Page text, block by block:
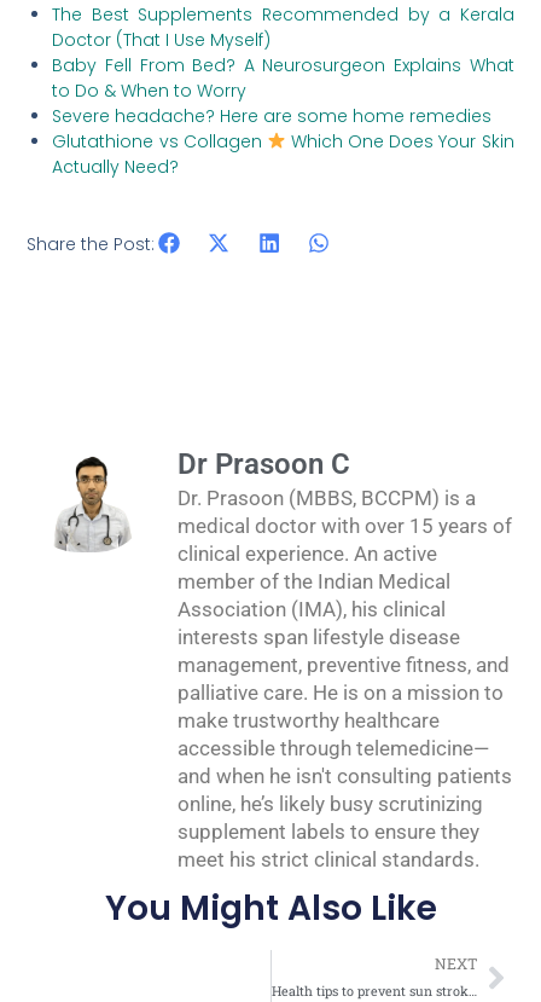
The Best Supplements Recommended by a Kerala
Doctor (That I Use Myself)
Baby Fell From Bed? A Neurosurgeon Explains What
to Do & When to Worry
Severe headache? Here are some home remedies
Glutathione vs Collagen
Which One Does Your Skin
Actually Need?
Share the Post:
Dr Prasoon C
Dr. Prasoon (MBBS, BCCPM) is a
medical doctor with over 15 years of
clinical experience. An active
member of the Indian Medical
Association (IMA), his clinical
interests span lifestyle disease
management, preventive fitness, and
palliative care. He is on a mission to
make trustworthy healthcare
accessible through telemedicine—
and when he isn't consulting patients
online, he’s likely busy scrutinizing
supplement labels to ensure they
meet his strict clinical standards.
You Might Also Like
NEXT
Health tips to prevent sun stroke and heat exhaustion – Dofody